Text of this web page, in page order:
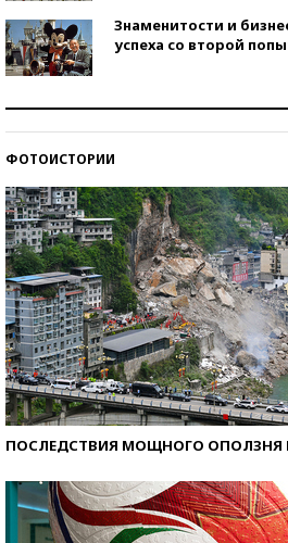
Знаменитости и
успеха со второй
ФОТОИСТОРИИ
ПОСЛЕДСТВИЯ МОЩНОГО ОПОЛЗНЯ